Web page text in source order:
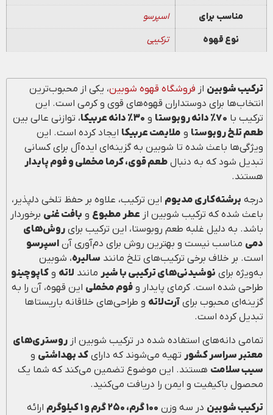
مناسب برای
اسپرسو
نوع قهوه
ترکیبی
ترکیب شوبین از فروشگاه قهوه شوبین، یکی از محبوب‌ترین
انتخاب‌ها برای دوستداران قهوه‌های قوی و کرمی است. این
ترکیب با ۷۰٪ دانه روبوستا و ۳۰٪ دانه عربیکا
، توازنی عالی بین
طعم تلخ روبوستا و ملایمت عربیکا ایجاد کرده است. این
ویژگی‌ها باعث شده تا شوبین به گزینه‌ای ایده‌آل برای کسانی
تبدیل شود که به دنبال طعم قوی، کرما مخملی و فوم پایدار
هستند.
درجه برشته‌کاری مدیوم این ترکیب، علاوه بر حفظ تلخی دلپذیر،
باعث شده که ترکیب شوبین از عطر مطبوع و بافت غنی برخوردار
باشد. به دلیل غلبه طعم روبوستا، این ترکیب برای روش‌های
دمی مناسب نیست و بهترین روش برای دم‌آوری آن اسپرسو
است. بر خلاف برخی ترکیب‌های تلخ مانند سالیره، شوبین
به‌ویژه برای نوشیدنی‌های ترکیبی با شیر مانند لاته و کاپوچینو
طراحی شده است. کرمای پایدار و فوم مخملی این قهوه، آن را به
گزینه‌ای محبوب برای آرت‌لاته و طراحی‌های خلاقانه باریستاها
تبدیل کرده است.
تمامی دانه‌های استفاده شده در ترکیب شوبین از روستری‌های
معتبر سراسر کشور تهیه می‌شوند که دارای کد بهداشتی و
سیب سلامت هستند. این موضوع تضمین می‌کند که شما یک
محصول باکیفیت و ایمن را دریافت می‌کنید.
ترکیب شوبین در سه وزن ۱۰۰ گرم، ۲۵۰ گرم و ۱ کیلوگرم
ارائه